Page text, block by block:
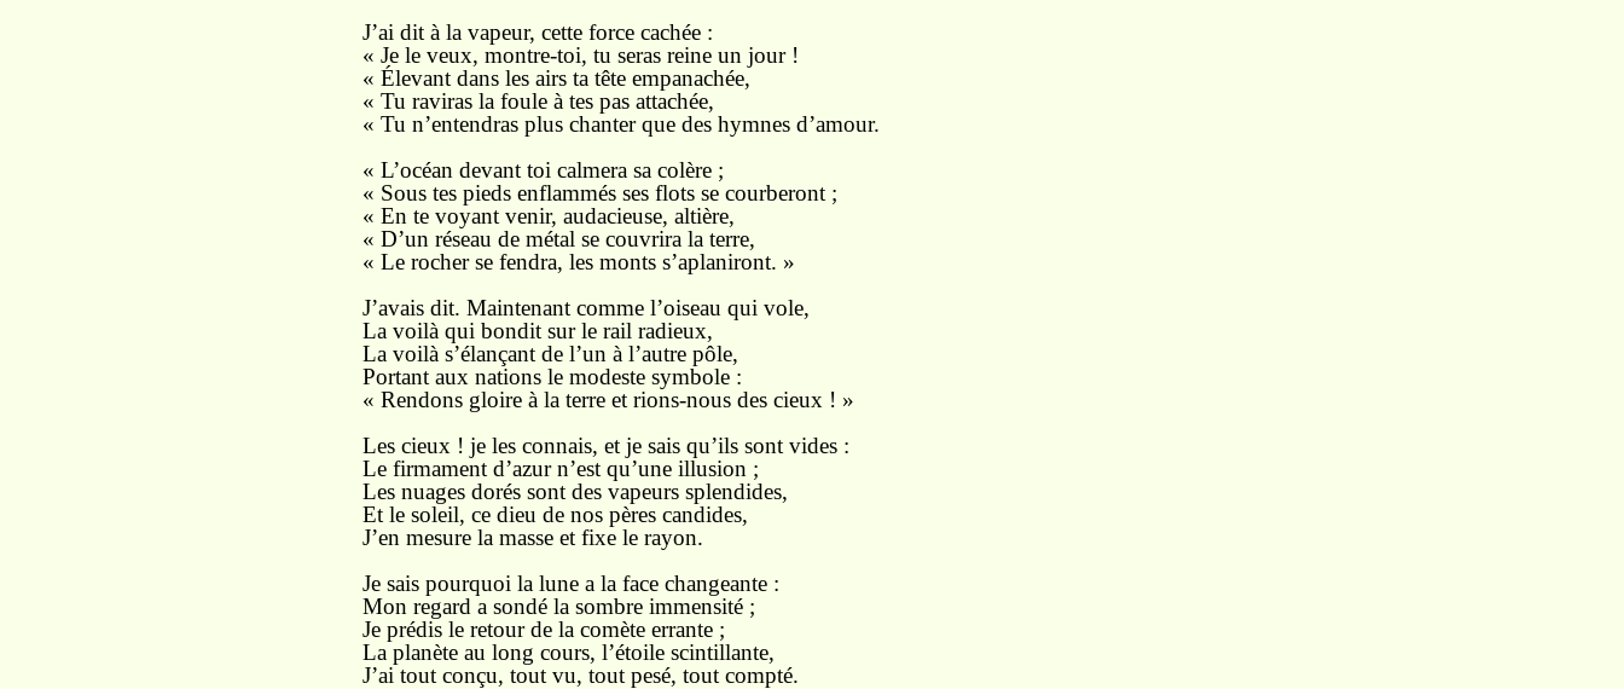
J’ai dit à la vapeur, cette force cachée :
« Je le veux, montre-toi, tu seras reine un jour !
« Élevant dans les airs ta tête empanachée,
« Tu raviras la foule à tes pas attachée,
« Tu n’entendras plus chanter que des hymnes d’amour.
« L’océan devant toi calmera sa colère ;
« Sous tes pieds enflammés ses flots se courberont ;
« En te voyant venir, audacieuse, altière,
« D’un réseau de métal se couvrira la terre,
« Le rocher se fendra, les monts s’aplaniront. »
J’avais dit. Maintenant comme l’oiseau qui vole,
La voilà qui bondit sur le rail radieux,
La voilà s’élançant de l’un à l’autre pôle,
Portant aux nations le modeste symbole :
« Rendons gloire à la terre et rions-nous des cieux ! »
Les cieux ! je les connais, et je sais qu’ils sont vides :
Le firmament d’azur n’est qu’une illusion ;
Les nuages dorés sont des vapeurs splendides,
Et le soleil, ce dieu de nos pères candides,
J’en mesure la masse et fixe le rayon.
Je sais pourquoi la lune a la face changeante :
Mon regard a sondé la sombre immensité ;
Je prédis le retour de la comète errante ;
La planète au long cours, l’étoile scintillante,
J’ai tout conçu, tout vu, tout pesé, tout compté.